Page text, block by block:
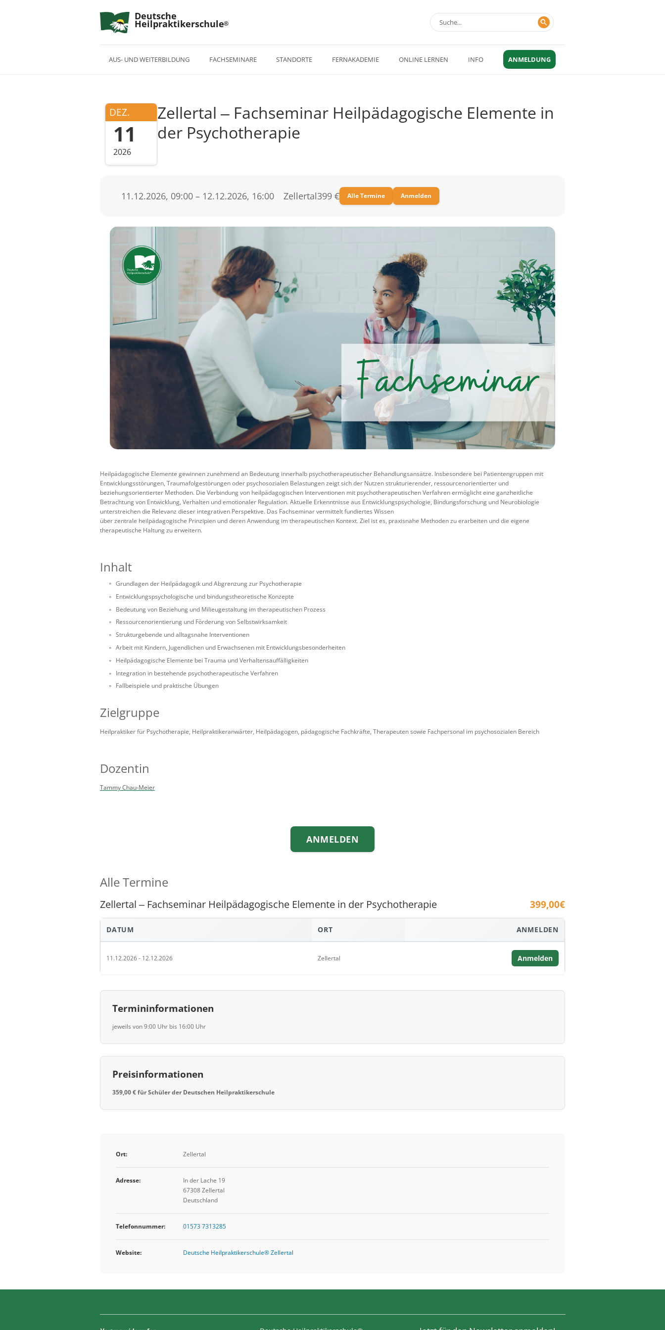
Deutsche
Heilpraktikerschule
AUS- UND WEITERBILDUNG FACHSEMINARE STANDORTE FERNAKADEMIE ONLINE LERNEN INFO ANMELDUNG
DEZ.
11
2026
Zellertal ‒ Fachseminar Heilpädagogische Elemente in
der Psychotherapie
11.12.2026, 09:00 – 12.12.2026, 16:00 Zellertal399 € Alle Termine Anmelden
Heilpädagogische Elemente gewinnen zunehmend an Bedeutung innerhalb psychotherapeutischer Behandlungsansätze. Insbesondere bei Patientengruppen mit
Entwicklungsstörungen, Traumafolgestörungen oder psychosozialen Belastungen zeigt sich der Nutzen strukturierender, ressourcenorientierter und
beziehungsorientierter Methoden. Die Verbindung von heilpädagogischen Interventionen mit psychotherapeutischen Verfahren ermöglicht eine ganzheitliche
Betrachtung von Entwicklung, Verhalten und emotionaler Regulation. Aktuelle Erkenntnisse aus Entwicklungspsychologie, Bindungsforschung und Neurobiologie
unterstreichen die Relevanz dieser integrativen Perspektive. Das Fachseminar vermittelt fundiertes Wissen
über zentrale heilpädagogische Prinzipien und deren Anwendung im therapeutischen Kontext. Ziel ist es, praxisnahe Methoden zu erarbeiten und die eigene
therapeutische Haltung zu erweitern.
Inhalt
Grundlagen der Heilpädagogik und Abgrenzung zur Psychotherapie
Entwicklungspsychologische und bindungstheoretische Konzepte
Bedeutung von Beziehung und Milieugestaltung im therapeutischen Prozess
Ressourcenorientierung und Förderung von Selbstwirksamkeit
Strukturgebende und alltagsnahe Interventionen
Arbeit mit Kindern, Jugendlichen und Erwachsenen mit Entwicklungsbesonderheiten
Heilpädagogische Elemente bei Trauma und Verhaltensauffälligkeiten
Integration in bestehende psychotherapeutische Verfahren
Fallbeispiele und praktische Übungen
Zielgruppe
Heilpraktiker für Psychotherapie, Heilpraktikeranwärter, Heilpädagogen, pädagogische Fachkräfte, Therapeuten sowie Fachpersonal im psychosozialen Bereich
Dozentin
Tammy Chau-Meier
ANMELDEN
Alle Termine
Zellertal ‒ Fachseminar Heilpädagogische Elemente in der Psychotherapie 399,00€
DATUM ORT ANMELDEN
11.12.2026 - 12.12.2026 Zellertal Anmelden
Termininformationen
jeweils von 9:00 Uhr bis 16:00 Uhr
Preisinformationen
359,00 € für Schüler der Deutschen Heilpraktikerschule
Ort: Zellertal
Adresse:
In der Lache 19
67308 Zellertal
Deutschland
Telefonnummer: 01573 7313285
Website: Deutsche Heilpraktikerschule® Zellertal